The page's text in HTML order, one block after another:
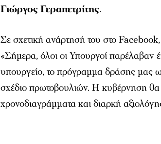
Γιώργος Γεραπετρίτης.
Σε σχετική ανάρτησή του στο
«Σήμερα, όλοι οι Υπουργοί παρέλαβαν
υπουργείο, το πρόγραμμα δράσης μας
σχέδιο πρωτοβουλιών. Η κυβέρνηση θα
χρονοδιαγράμματα και διαρκή